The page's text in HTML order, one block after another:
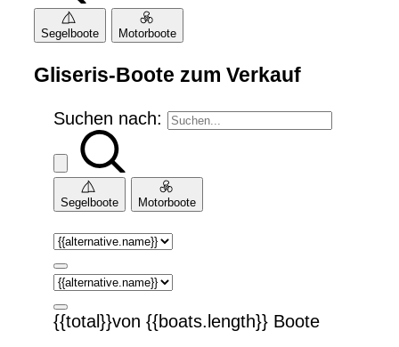
Segelboote Motorboote
Gliseris-Boote zum Verkauf
Suchen nach:
Segelboote Motorboote
{{total}}von {{boats.length}} Boote